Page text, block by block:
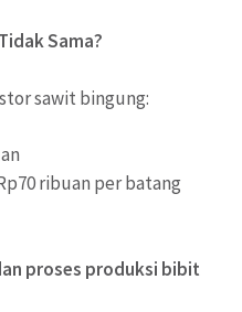
Sama?
sawit bingung:
ribuan per batang
proses produksi bibit